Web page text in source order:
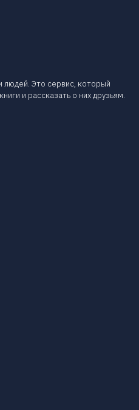
людей. Это сервис, который
и рассказать о них друзьям.